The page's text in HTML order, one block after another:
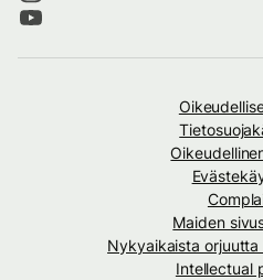
Maiden
Nykyaikaista
Intellectual